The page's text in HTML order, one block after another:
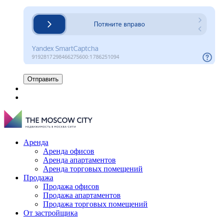
Отправить
Аренда
Аренда офисов
Аренда апартаментов
Аренда торговых помещений
Продажа
Продажа офисов
Продажа апартаментов
Продажа торговых помещений
От застройщика